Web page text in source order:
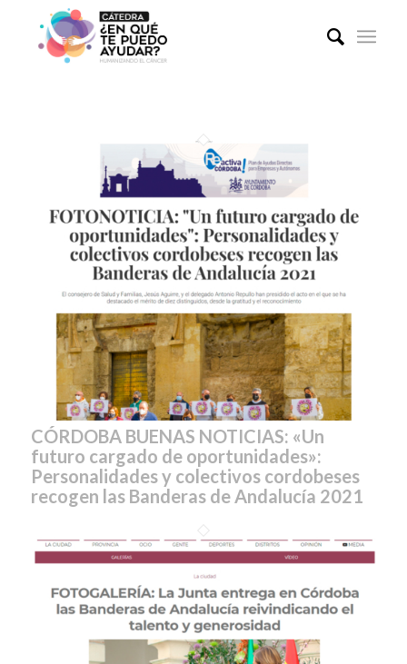
CÓRDOBA BUENAS NOTICIAS: «Un
futuro cargado de oportunidades»:
Personalidades y colectivos cordobeses
recogen las Banderas de Andalucía 2021